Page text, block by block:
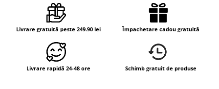
Livrare gratuită peste 249.90 lei Împachetare cadou gratuită
Livrare rapidă 24-48 ore Schimb gratuit de produse